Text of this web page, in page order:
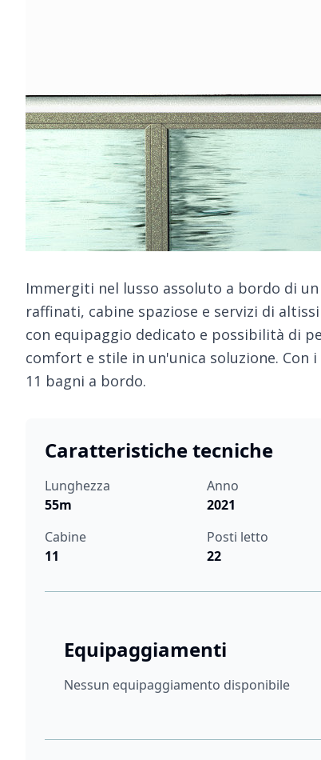
Immergiti nel lusso assoluto a bordo di
raffinati, cabine spaziose e servizi di
con equipaggio dedicato e possibilità di
comfort e stile in un'unica soluzione. Con
11 bagni a bordo.
Caratteristiche tecniche
Lunghezza
55m
Anno
2021
Cabine
11
Posti letto
22
Equipaggiamenti
Nessun equipaggiamento disponibile